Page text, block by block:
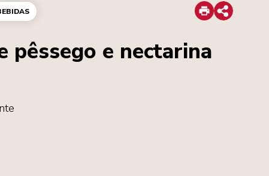
Print
Share
pêssego e nectarina